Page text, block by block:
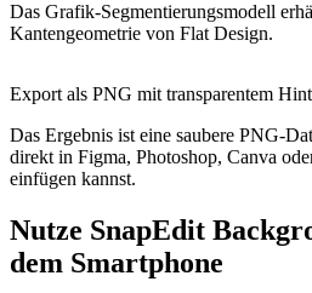
Das Grafik-Segmentierungsmodell
Kantengeometrie von Flat Design.
Export als PNG mit transparentem
Das Ergebnis ist eine saubere PNG-
direkt in Figma, Photoshop, Canva
einfügen kannst.
Nutze SnapEdit
dem Smartphone